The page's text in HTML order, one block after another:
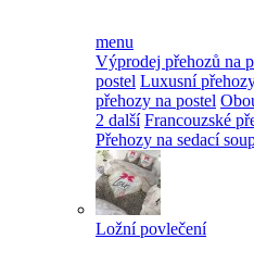
menu
Výprodej přehozů na
postel Luxusní
přehozy na postel
2 další Francouzské
Přehozy na sedací
Ložní povlečení